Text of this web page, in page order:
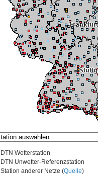
DTN Wetterstation
DTN Unwetter-Referenzstation
Station anderer Netze (Quelle)